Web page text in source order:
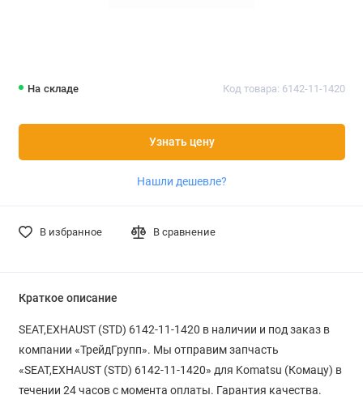
На складе Код товара: 6142-11-1420
Узнать цену
Нашли дешевле?
В избранное В сравнение
Краткое описание
SEAT,EXHAUST (STD) 6142-11-1420 в наличии и под заказ в
компании «ТрейдГрупп». Мы отправим запчасть
«SEAT,EXHAUST (STD) 6142-11-1420» для Komatsu (Комацу) в
течении 24 часов с момента оплаты. Гарантия качества.